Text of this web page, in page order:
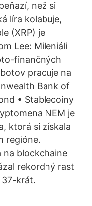
než si
líra kolabuje,
(XRP) je
Lee: Mileniáli
finančných
pracuje na
Bank of
• Stablecoiny
NEM je
ktorá si získala
regióne.
na blockchaine
rekordný rast
37-krát.